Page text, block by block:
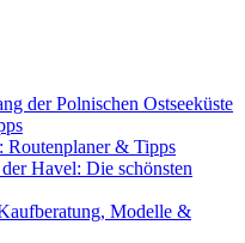
der Polnischen Ostseeküste
Routenplaner & Tipps
Havel: Die schönsten
Modelle &